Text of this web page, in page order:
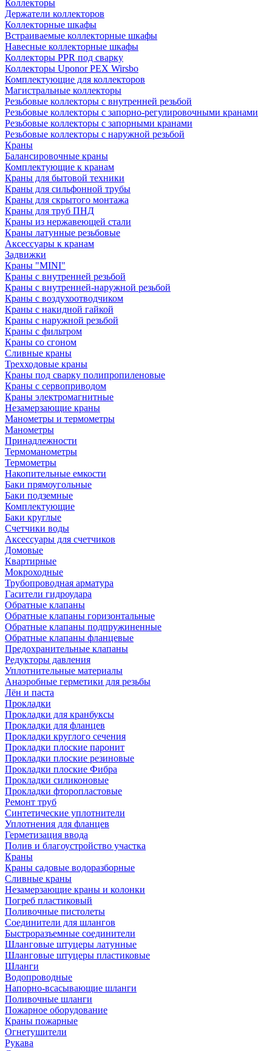
Коллекторы
Держатели коллекторов
Коллекторные шкафы
Встраиваемые коллекторные шкафы
Навесные коллекторные шкафы
Коллекторы PPR под сварку
Коллекторы Uponor PEX Wirsbo
Комплектующие для коллекторов
Магистральные коллекторы
Резьбовые коллекторы с внутренней резьбой
Резьбовые коллекторы с запорно-регулировочными кранами
Резьбовые коллекторы с запорными кранами
Резьбовые коллекторы с наружной резьбой
Краны
Балансировочные краны
Комплектующие к кранам
Краны для бытовой техники
Краны для сильфонной трубы
Краны для скрытого монтажа
Краны для труб ПНД
Краны из нержавеющей стали
Краны латунные резьбовые
Аксессуары к кранам
Задвижки
Краны "MINI"
Краны с внутренней резьбой
Краны с внутренней-наружной резьбой
Краны с воздухоотводчиком
Краны с накидной гайкой
Краны с наружной резьбой
Краны с фильтром
Краны со сгоном
Сливные краны
Трехходовые краны
Краны под сварку полипропиленовые
Краны с сервоприводом
Краны электромагнитные
Незамерзающие краны
Манометры и термометры
Манометры
Принадлежности
Термоманометры
Термометры
Накопительные емкости
Баки прямоугольные
Баки подземные
Комплектующие
Баки круглые
Счетчики воды
Аксессуары для счетчиков
Домовые
Квартирные
Мокроходные
Трубопроводная арматура
Гасители гидроудара
Обратные клапаны
Обратные клапаны горизонтальные
Обратные клапаны подпружиненные
Обратные клапаны фланцевые
Предохранительные клапаны
Редукторы давления
Уплотнительные материалы
Анаэробные герметики для резьбы
Лён и паста
Прокладки
Прокладки для кранбуксы
Прокладки для фланцев
Прокладки круглого сечения
Прокладки плоские паронит
Прокладки плоские резиновые
Прокладки плоские Фибра
Прокладки силиконовые
Прокладки фторопластовые
Ремонт труб
Синтетические уплотнители
Уплотнения для фланцев
Герметизация ввода
Полив и благоустройство участка
Краны
Краны садовые водоразборные
Сливные краны
Незамерзающие краны и колонки
Погреб пластиковый
Поливочные пистолеты
Соединители для шлангов
Быстроразъемные соединители
Шланговые штуцеры латунные
Шланговые штуцеры пластиковые
Шланги
Водопроводные
Напорно-всасывающие шланги
Поливочные шланги
Пожарное оборудование
Краны пожарные
Огнетушители
Рукава